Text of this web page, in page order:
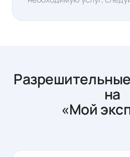
на
«Мой